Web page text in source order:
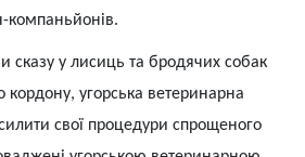
компаньйонів.
сказу у лисиць та бродячих собак
кордону, угорська ветеринарна
свої процедури спрощеного